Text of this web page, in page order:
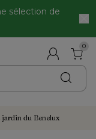
sélection de
0
du Benelux